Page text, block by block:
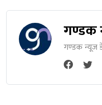
गण्डक
गण्डक न्यूज